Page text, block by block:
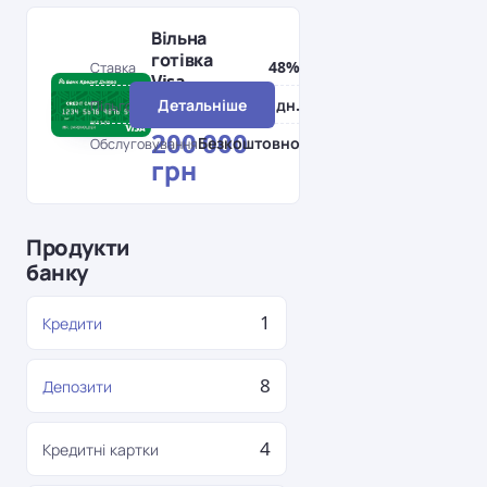
Вільна
готівка
Visa
Кредитний
200 000
грн
Ставка 48%
Пільговий період 0 дн.
ОбслуговуванняБезкоштовно
Детальніше
Продукти
банку
Кредити 1
Депозити 8
Кредитні картки 4